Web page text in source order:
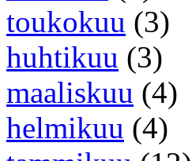
toukokuu (3)
huhtikuu (3)
maaliskuu (4)
helmikuu (4)